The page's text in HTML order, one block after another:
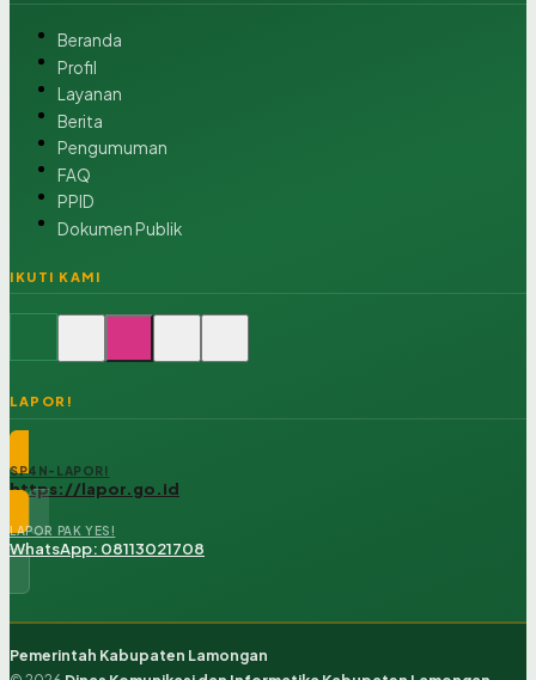
Beranda
Profil
Layanan
Berita
Pengumuman
FAQ
PPID
Dokumen Publik
IKUTI KAMI
LAPOR!
SP4N-LAPOR!
https://lapor.go.id
LAPOR PAK YES!
WhatsApp: 08113021708
Pemerintah Kabupaten Lamongan